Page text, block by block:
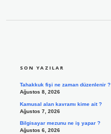
SON YAZILAR
Tahakkuk fişi ne zaman düzenlenir ?
Ağustos 8, 2026
Kamusal alan kavramı kime ait ?
Ağustos 7, 2026
Bilgisayar mezunu ne iş yapar ?
Ağustos 6, 2026